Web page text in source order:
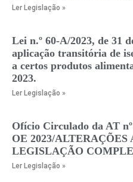
Ler Legislação »
Lei n.º 60-A/2023, de 31
aplicação transitória de
a certos produtos
2023.
Ler Legislação »
Ofício Circulado da AT
OE 2023/
LEGISLAÇÃO
Ler Legislação »